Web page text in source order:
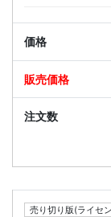
売り切り版(ライセ